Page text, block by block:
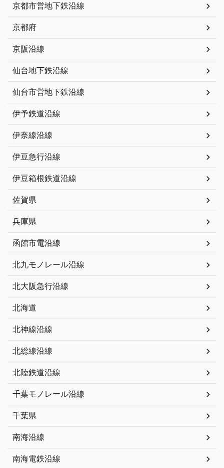
京都市営地下鉄沿線
京都府
京阪沿線
仙台地下鉄沿線
仙台市営地下鉄沿線
伊予鉄道沿線
伊奈線沿線
伊豆急行沿線
伊豆箱根鉄道沿線
佐賀県
兵庫県
函館市電沿線
北九モノレール沿線
北大阪急行沿線
北海道
北神線沿線
北総線沿線
北陸鉄道沿線
千葉モノレール沿線
千葉県
南海沿線
南海電鉄沿線